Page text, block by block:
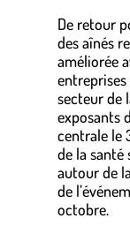
De retour
des aînés
améliorée
secteur de
exposants
centrale le
de la santé
autour de
de
octobre.